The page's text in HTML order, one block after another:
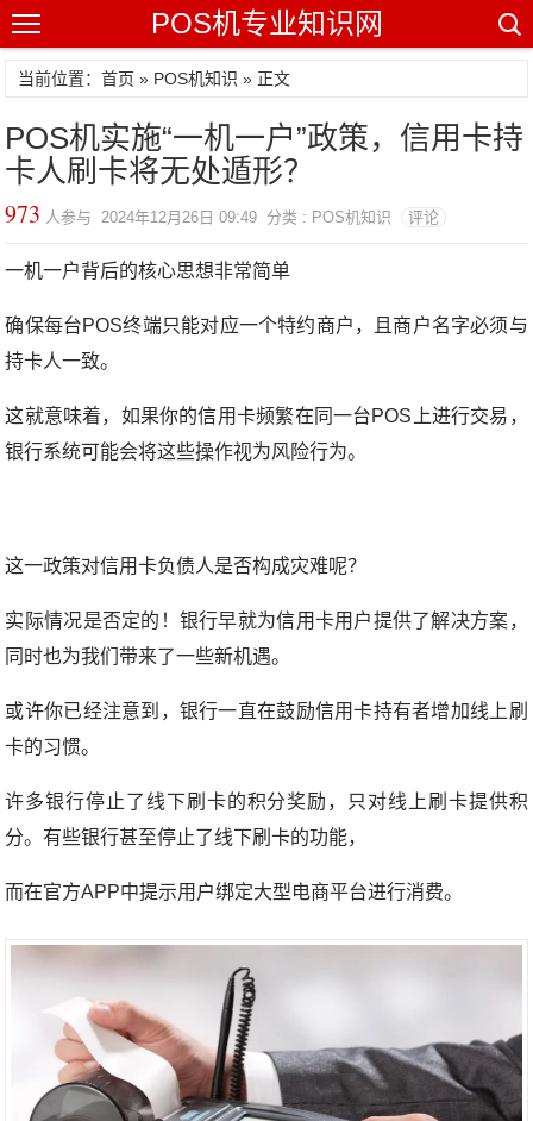
POS机专业知识网
当前位置：首页 » POS机知识 » 正文
POS机实施“一机一户”政策，信用卡持
卡人刷卡将无处遁形？
973 人参与 2024年12月26日 09:49 分类 : POS机知识 评论
一机一户背后的核心思想非常简单
确保每台POS终端只能对应一个特约商户，且商户名字必须与
持卡人一致。
这就意味着，如果你的信用卡频繁在同一台POS上进行交易，
银行系统可能会将这些操作视为风险行为。
这一政策对信用卡负债人是否构成灾难呢？
实际情况是否定的！银行早就为信用卡用户提供了解决方案，
同时也为我们带来了一些新机遇。
或许你已经注意到，银行一直在鼓励信用卡持有者增加线上刷
卡的习惯。
许多银行停止了线下刷卡的积分奖励，只对线上刷卡提供积
分。有些银行甚至停止了线下刷卡的功能，
而在官方APP中提示用户绑定大型电商平台进行消费。